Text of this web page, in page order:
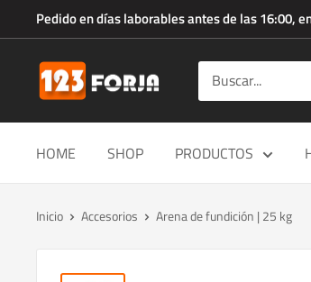
directamente
contenido
Pedido en días laborables antes de las 16:00,
123forja.es
HOME SHOP PRODUCTOS
Inicio Accesorios Arena de fundición | 25 kg